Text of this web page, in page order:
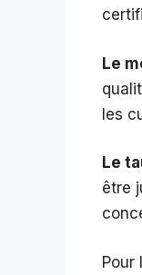
Le
les
Le
être
Pour